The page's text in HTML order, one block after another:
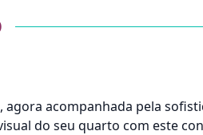
acompanhada pela
do seu quarto com este